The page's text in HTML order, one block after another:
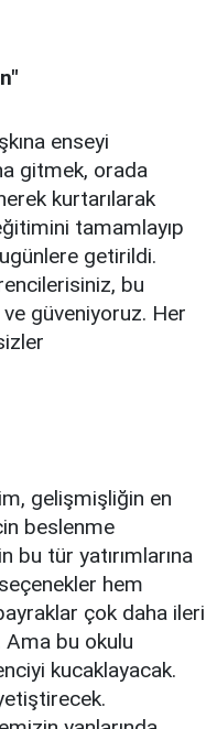
enseyi
gitmek, orada
kurtarılarak
tamamlayıp
getirildi.
bu
güveniyoruz. Her
gelişmişliğin en
beslenme
bu tür yatırımlarına
hem
çok daha ileri
Ama bu okulu
kucaklayacak.